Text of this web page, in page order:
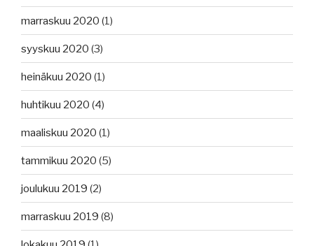
marraskuu 2020 (1)
syyskuu 2020 (3)
heinäkuu 2020 (1)
huhtikuu 2020 (4)
maaliskuu 2020 (1)
tammikuu 2020 (5)
joulukuu 2019 (2)
marraskuu 2019 (8)